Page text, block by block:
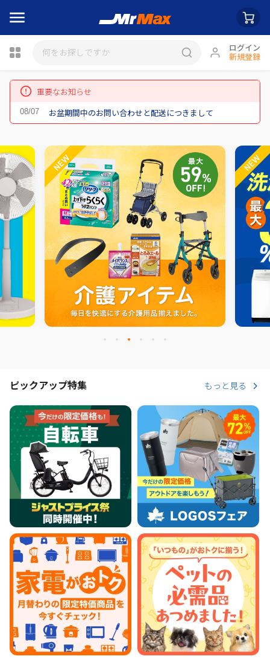
ログイン
新規登録
瓶詰
重要なお知らせ
お盆期間中のお問い合わせと配送につきまして
ピックアップ特集 もっと見る